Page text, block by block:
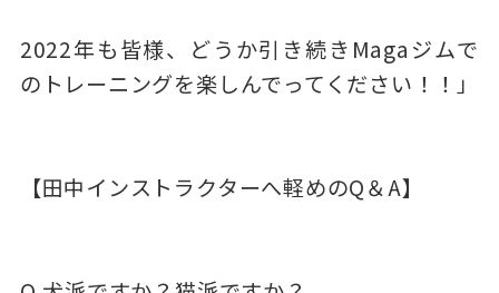
2022年も皆様、どうか引き続きMagaジムで
のトレーニングを楽しんでってください！！」
【田中インストラクターへ軽めのQ＆A】